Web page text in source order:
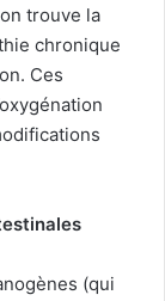
trouve la
chronique
Ces
(qui